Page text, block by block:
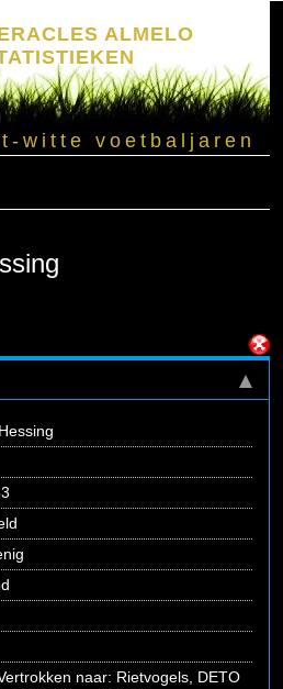
ALMELO
witte voetbaljaren
naar: Rietvogels, DETO